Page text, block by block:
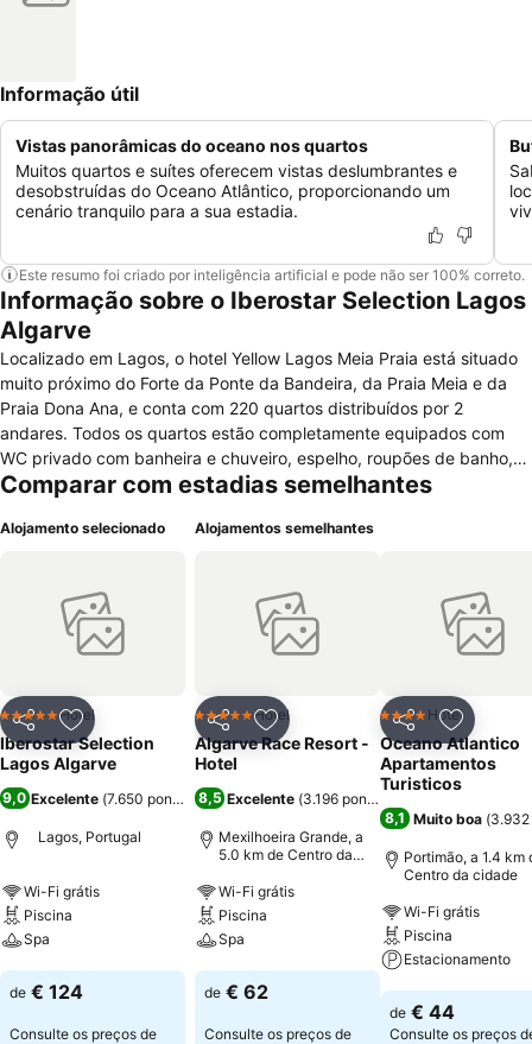
Informação útil
Vistas panorâmicas do oceano nos quartos
Muitos quartos e suítes oferecem vistas deslumbrantes e
desobstruídas do Oceano Atlântico, proporcionando um
cenário tranquilo para a sua estadia.
Este resumo foi criado por inteligência artificial e pode não ser 100% correto.
Informação sobre o Iberostar Selection Lagos
Algarve
Localizado em Lagos, o hotel Yellow Lagos Meia Praia está situado
muito próximo do Forte da Ponte da Bandeira, da Praia Meia e da
Praia Dona Ana, e conta com 220 quartos distribuídos por 2
andares. Todos os quartos estão completamente equipados com
WC privado com banheira e chuveiro, espelho, roupões de banho,
secador de cabelo, cofre, telefone, chaves electrónicas, acesso á
satélite, ar condicionado, serviço de limpeza e varanda com vista
comodidade dos hóspedes como acesso á internet sem fio e ar
condicionado nas zonas comuns, elevador, acessos especiais para
pessoas com mobilidade reduzida, staff com conhecimentos
estacionamento gratuito, garagem, pequeno almoço de cortesia,
serviço de babysitter, câmbio e concierge. Para lazer conta com
jardim, piscina exterior com bar, lojas, piscina infantil, TV no lobby,
spa, restaurante e cafetaria. Para negócios e eventos o hotel
oferece um vasto leque de serviços.
Comparar com estadias semelhantes
Alojamento selecionado
PartilharAdicionar aos favoritos
5 EstrelasHotel
Iberostar Selection
Lagos Algarve
9,0 Excelente (7.650 pontuações)
Lagos, Portugal
Wi-Fi grátis
Piscina
Spa
Ver preços
de € 124
Consulte os preços de
Alojamentos semelhantes
PartilharAdicionar aos favoritos
5 EstrelasHotel
Algarve Race Resort -
Hotel
8,5 Excelente (3.196 pontuações
Mexilhoeira Grande, a
5.0 km de Centro da
Wi-Fi grátis
Piscina
Spa
Ver preços
de € 62
Consulte os preços de
Partilhar
4 EstrelasHotel
Oceano Atlantico
Apartamentos
Turisticos
8,1 Muito boa (3.932
Portimão, a 1.4 km
Centro da cidade
Wi-Fi grátis
Piscina
Estacionamento
Ver preços
de € 44
Consulte os preços